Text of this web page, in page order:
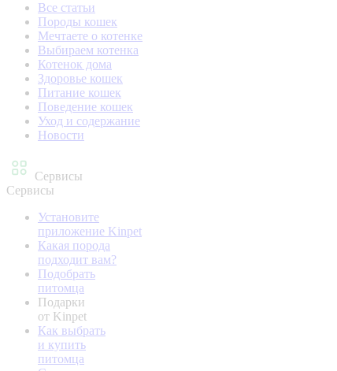
Все статьи
Породы кошек
Мечтаете о котенке
Выбираем котенка
Котенок дома
Здоровье кошек
Питание кошек
Поведение кошек
Уход и содержание
Новости
Сервисы
Сервисы
Установите
приложение Kinpet
Какая порода
подходит вам?
Подобрать
питомца
Подарки
от Kinpet
Как выбрать
и купить
питомца